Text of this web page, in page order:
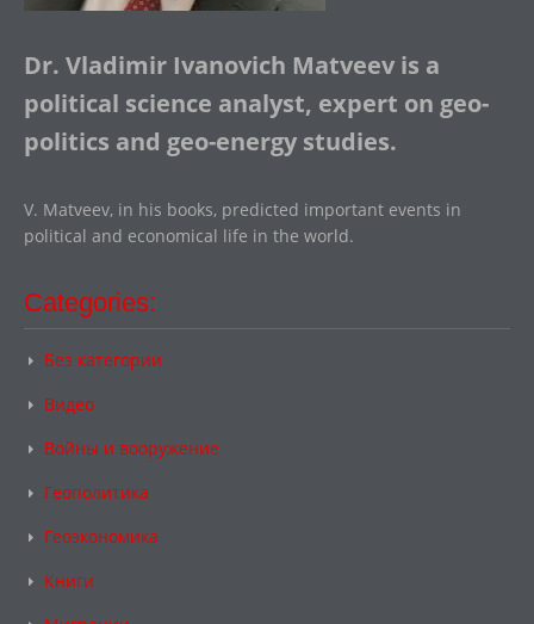
Dr. Vladimir Ivanovich Matveev is a
political science analyst, expert on geo-
politics and geo-energy studies.
V. Matveev, in his books, predicted important events in
political and economical life in the world.
Categories:
Без категории
Видео
Войны и вооружение
Геополитика
Геоэкономика
Книги